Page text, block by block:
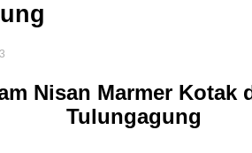
Nisan Marmer Kotak
Tulungagung